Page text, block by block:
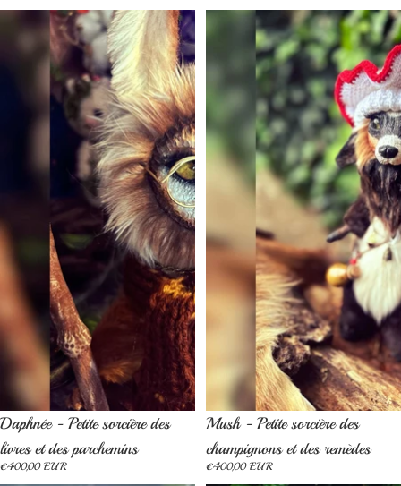
Épuisé
Daphnée - Petite sorcière des
livres et des parchemins
€400,00 EUR
Épuisé
Mush - Petite sorcière des
champignons et des remèdes
€400,00 EUR